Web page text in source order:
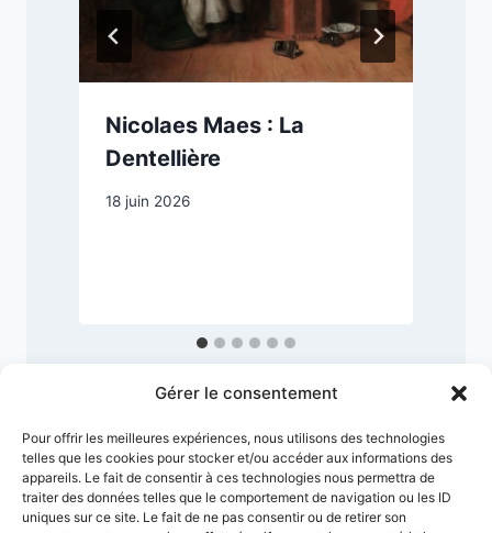
Gérer le consentement
Pour offrir les meilleures expériences, nous utilisons des technologies
telles que les cookies pour stocker et/ou accéder aux informations des
appareils. Le fait de consentir à ces technologies nous permettra de
traiter des données telles que le comportement de navigation ou les ID
uniques sur ce site. Le fait de ne pas consentir ou de retirer son
Nicolaes Maes : La
Dentellière
18 juin 2026